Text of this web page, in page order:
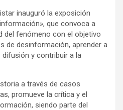
inauguró la exposición
que convoca a
del fenómeno con el objetivo
de desinformación, aprender a
y contribuir a la
a través de casos
promueve la crítica y el
siendo parte del